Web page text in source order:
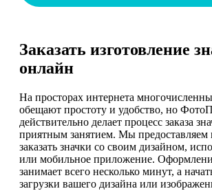
Заказать изготовление
онлайн
На просторах интернета
обещают простоту и удобство, но
действительно делает процесс заказа
приятным занятием. Мы предоставляем
заказать значки со своим дизайном,
или мобильное приложение.
занимает всего несколько минут, а
загрузки вашего дизайна или